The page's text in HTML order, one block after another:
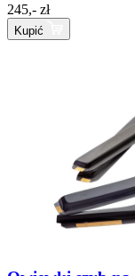
245,- zł
Kupić